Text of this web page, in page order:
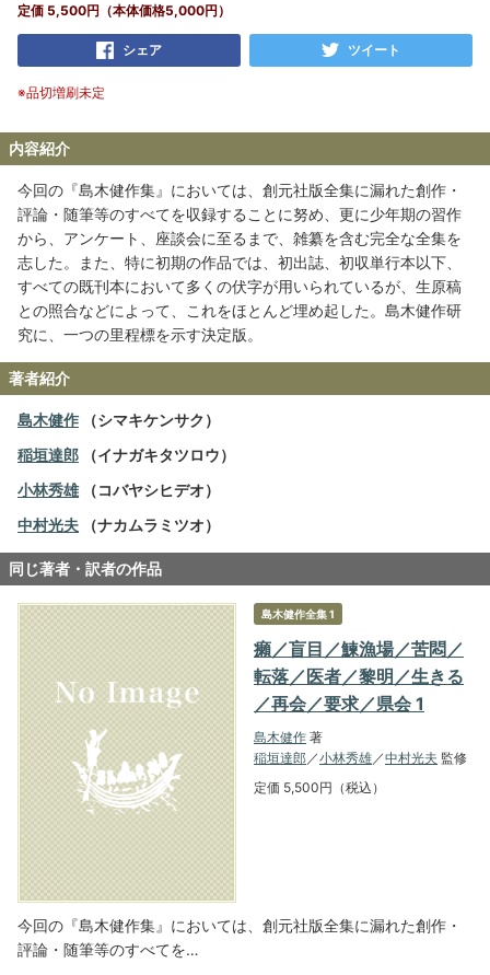
定価 5,500円（本体価格5,000円）
シェア ツイート
※品切増刷未定
内容紹介
今回の『島木健作集』においては、創元社版全集に漏れた創作・
評論・随筆等のすべてを収録することに努め、更に少年期の習作
から、アンケート、座談会に至るまで、雑纂を含む完全な全集を
志した。また、特に初期の作品では、初出誌、初収単行本以下、
すべての既刊本において多くの伏字が用いられているが、生原稿
との照合などによって、これをほとんど埋め起した。島木健作研
究に、一つの里程標を示す決定版。
著者紹介
島木健作 （シマキケンサク）
稲垣達郎 （イナガキタツロウ）
小林秀雄（コバヤシヒデオ）
中村光夫 （ナカムラミツオ）
同じ著者・訳者の作品
島木健作全集 1
癩／盲目／鰊漁場／苦悶／
転落／医者／黎明／生きる
／再会／要求／県会 1
島木健作 著
稲垣達郎 ／小林秀雄 ／中村光夫 監修
定価 5,500円（税込）
今回の『島木健作集』においては、創元社版全集に漏れた創作・
評論・随筆等のすべてを…